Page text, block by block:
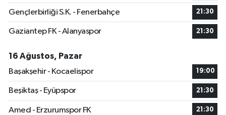
Gençlerbirliği S.K. - Fenerbahçe 21:30
Gaziantep FK - Alanyaspor 21:30
16 Ağustos, Pazar
Başakşehir - Kocaelispor
19:00
Beşiktaş - Eyüpspor 21:30
Amed - Erzurumspor FK 21:30